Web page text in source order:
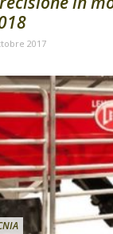
2017